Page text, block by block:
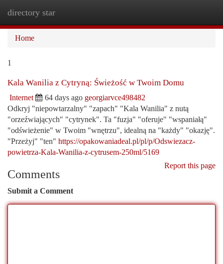
directory star
Home
1
Kala Wanilia z Cytryną: Świeżość w Twoim Domu
Internet 64 days ago georgiarvce498482
Odkryj "niepowtarzalny" "zapach" "Kala Wanilia" z nutą
"orzeźwiających" "cytrynek". Ta "fuzja" "oferuje" "wspaniałą"
"odświeżenie" w Twoim "wnętrzu", idealną na "każdy" "okazję".
"Przeżyj" "ten" https://opakowaniadeal.pl/pl/p/Odswiezacz-
powietrza-Kala-Wanilia-z-cytrusem-250ml/5169
Report this page
Comments
Submit a Comment